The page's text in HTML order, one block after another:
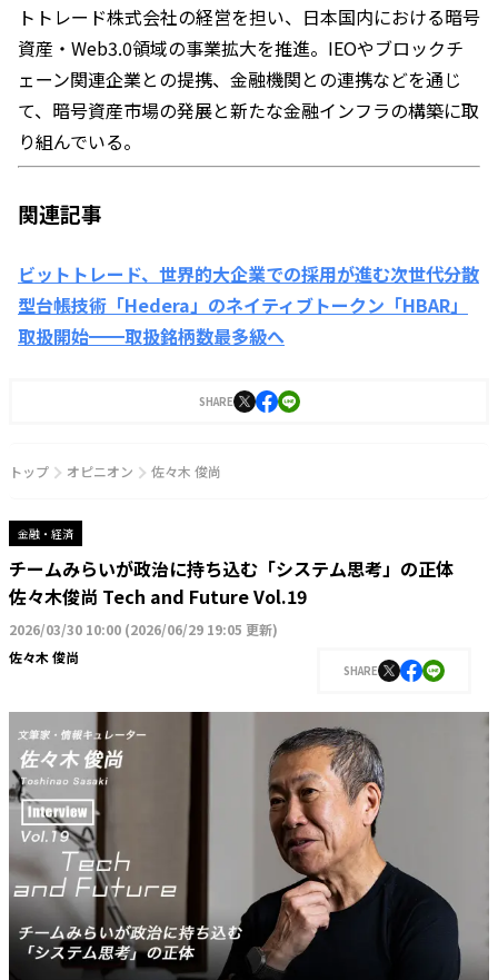
トトレード株式会社の経営を担い、日本国内における暗号
資産・Web3.0領域の事業拡大を推進。IEOやブロックチ
ェーン関連企業との提携、金融機関との連携などを通じ
て、暗号資産市場の発展と新たな金融インフラの構築に取
り組んでいる。
関連記事
ビットトレード、世界的大企業での採用が進む次世代分散
型台帳技術「Hedera」のネイティブトークン「HBAR」
取扱開始━━取扱銘柄数最多級へ
SHARE
トップ オピニオン 佐々木 俊尚
金融・経済
チームみらいが政治に持ち込む「システム思考」の正体
佐々木俊尚 Tech and Future Vol.19
2026/03/30 10:00 (2026/06/29 19:05 更新)
佐々木 俊尚
SHARE